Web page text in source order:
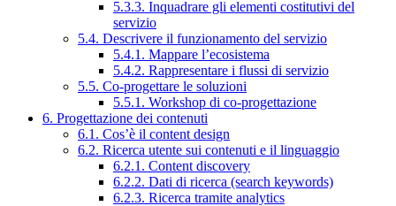
5.3.3. Inquadrare gli elementi costitutivi del
servizio
5.4. Descrivere il funzionamento del servizio
5.4.1. Mappare l’ecosistema
5.4.2. Rappresentare i flussi di servizio
5.5. Co-progettare le soluzioni
5.5.1. Workshop di co-progettazione
6. Progettazione dei contenuti
6.1. Cos’è il content design
6.2. Ricerca utente sui contenuti e il linguaggio
6.2.1. Content discovery
6.2.2. Dati di ricerca (search keywords)
6.2.3. Ricerca tramite analytics